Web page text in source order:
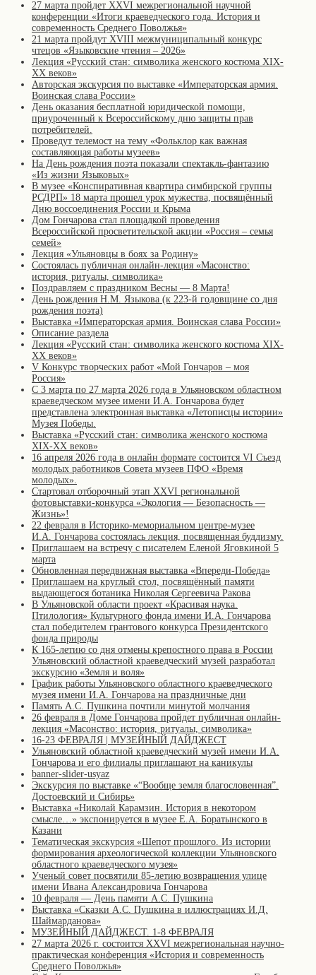
27 марта пройдет XXVI межрегиональной научной
конференции «Итоги краеведческого года. История и
современность Среднего Поволжья»
21 марта пройдут XVIII межмуниципальный конкурс
чтецов «Языковские чтения – 2026»
Лекция «Русский стан: символика женского костюма XIX-
XX веков»
Авторская экскурсия по выставке «Императорская армия.
Воинская слава России»
День оказания бесплатной юридической помощи,
приуроченный к Всероссийскому дню защиты прав
потребителей.
Проведут телемост на тему «Фольклор как важная
составляющая работы музеев»
На День рождения поэта показали спектакль-фантазию
«Из жизни Языковых»
В музее «Конспиративная квартира симбирской группы
РСДРП» 18 марта прошел урок мужества, посвящённый
Дню воссоединения России и Крыма
Дом Гончарова стал площадкой проведения
Всероссийской просветительской акции «Россия – семья
семей»
Лекция «Ульяновцы в боях за Родину»
Состоялась публичная онлайн-лекция «Масонство:
история, ритуалы, символика»
Поздравляем с праздником Весны — 8 Марта!
День рождения Н.М. Языкова (к 223-й годовщине со дня
рождения поэта)
Выставка «Императорская армия. Воинская слава России»
Описание раздела
Лекция «Русский стан: символика женского костюма XIX-
XX веков»
V Конкурс творческих работ «Мой Гончаров – моя
Россия»
С 3 марта по 27 марта 2026 года в Ульяновском областном
краеведческом музее имени И.А. Гончарова будет
представлена электронная выставка «Летописцы истории»
Музея Победы.
Выставка «Русский стан: символика женского костюма
XIX-XX веков»
16 апреля 2026 года в онлайн формате состоится VI Съезд
молодых работников Совета музеев ПФО «Время
молодых».
Стартовал отборочный этап XXVI региональной
фотовыставки-конкурса «Экология — Безопасность —
Жизнь»!
22 февраля в Историко-мемориальном центре-музее
И.А. Гончарова состоялась лекция, посвященная буддизму.
Приглашаем на встречу с писателем Еленой Яговкиной 5
марта
Обновленная передвижная выставка «Впереди-Победа»
Приглашаем на круглый стол, посвящённый памяти
выдающегося ботаника Николая Сергеевича Ракова
В Ульяновской области проект «Красивая наука.
Птилология» Культурного фонда имени И.А. Гончарова
стал победителем грантового конкурса Президентского
фонда природы
К 165-летию со дня отмены крепостного права в России
Ульяновский областной краеведческий музей разработал
экскурсию «Земля и воля»
График работы Ульяновского областного краеведческого
музея имени И.А. Гончарова на праздничные дни
Память А.С. Пушкина почтили минутой молчания
26 февраля в Доме Гончарова пройдет публичная онлайн-
лекция «Масонство: история, ритуалы, символика»
16-23 ФЕВРАЛЯ | МУЗЕЙНЫЙ ДАЙДЖЕСТ
Ульяновский областной краеведческий музей имени И.А.
Гончарова и его филиалы приглашают на каникулы
banner-slider-usyaz
Экскурсия по выставке «“Вообще земля благословенная”.
Достоевский и Сибирь»
Выставка «Николай Карамзин. История в некотором
смысле…» экспонируется в музее Е.А. Боратынского в
Казани
Тематическая экскурсия «Шепот прошлого. Из истории
формирования археологической коллекции Ульяновского
областного краеведческого музея»
Ученый совет посвятили 85-летию возвращения улице
имени Ивана Александровича Гончарова
10 февраля — День памяти А.С. Пушкина
Выставка «Сказки А.С. Пушкина в иллюстрациях И.Д.
Шаймарданова»
МУЗЕЙНЫЙ ДАЙДЖЕСТ. 1-8 ФЕВРАЛЯ
27 марта 2026 г. состоится XXVI межрегиональная научно-
практическая конференция «История и современность
Среднего Поволжья»